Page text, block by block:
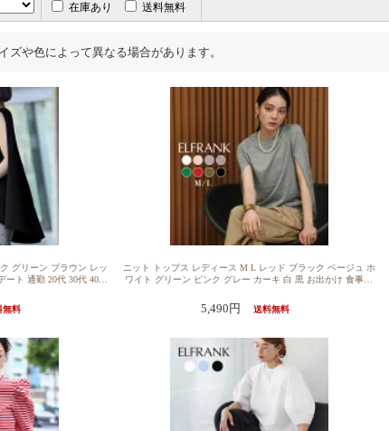
在庫あり 送料無料
ズや色によって異なる場合があります。
グリーン ブラウン レッ
ト 通勤 20代 30代 40代
ゆったり 着痩せ プルオ
かわいい 可愛い クルー
コクーン 洗える
無料
ニット トップス レディース M L レッド ブラック ベージュ ホ
ワイト グリーン ピンク グレー カーキ 白 黒 お出かけ 食事会
ディース 1枚で決まる 半袖 ニット カットソー ゆったり 着痩せ
プルオーバー サマーニット おしゃれ きれいめ 体型カバー クル
ンチョ ケープスリーブ スリット
5,490円 送料無料